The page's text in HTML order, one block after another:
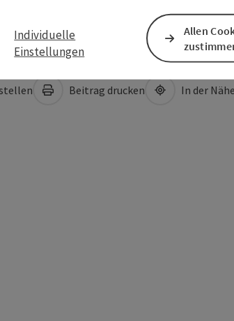
Beitrag drucken In der Nähe
Individuelle
Einstellungen
Allen